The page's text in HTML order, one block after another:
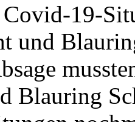
19-
und
Blauring